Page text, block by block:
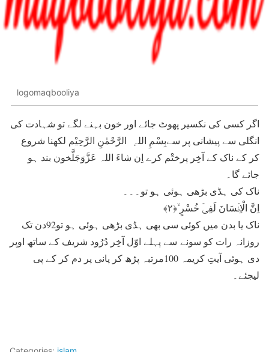
logomaqbooliya
اگر کسی کی نکسیر پھوٹ جائے اور خون بہنے لگے تو شہادت کی
انگلی سے پیشانی پر سےبِسْمِ اللہِ الرَّحْمٰنِ الرَّحِیْم لکھنا شروع
کر کے ناک کے آخِر پرختْم کرے اِن شاءَ اللہ عَزَّوَجَلَّخون بند ہو
جائے گا۔
ناک کی ہڈی بڑھی ہوئی ہو تو۔۔۔
اِنَّ الْاِنۡسَانَ لَفِیۡ خُسْرٍ ۙ﴿۲﴾
ناک یا بدن میں کوئی سی بھی ہڈی بڑھی ہوئی ہو تو92دن تک
روزانہ رات کو سونے سے پہلے اوّل آخِر دُرُود شریف کے ساتھ اوپر
دی ہوئی آیتِ کریمہ 100مرتبہ پڑھ کر پانی پر دم کر کے پی
لیجئے۔